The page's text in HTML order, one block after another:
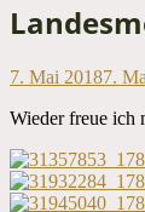
Veröffentlicht
7. Mai 20187.
Wieder freue ich